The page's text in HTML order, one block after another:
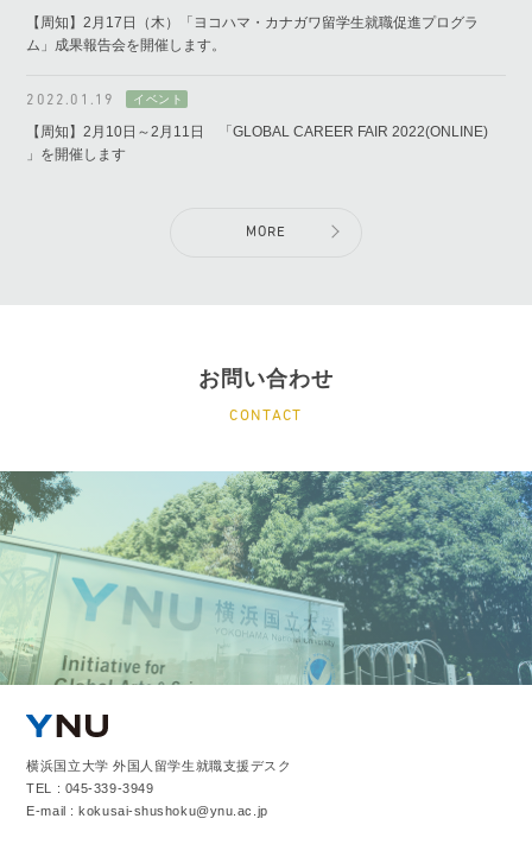
【周知】2月17日（木）「ヨコハマ・カナガワ留学生就職促進プログラ
ム」成果報告会を開催します。
2022.01.19
【周知】2月10日～2月11日 「GLOBAL CAREER FAIR 2022(ONLINE)
」を開催します
MORE
お問い合わせ
CONTACT
横浜国立大学 外国人留学生就職支援デスク
TEL : 045-339-3949
E-mail : kokusai-shushoku@ynu.ac.jp